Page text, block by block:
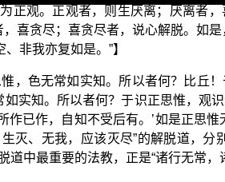
正观。正观者，则生厌离；厌离者
喜贪尽；喜贪尽者，说心解脱。如
非我亦复如是。”】
，色无常如实知。所以者何？比丘
实知。所以者何？于识正思惟，观
已作，自知不受后有。’如是正思
灭、无我，应该灭尽”的解脱道，分
中最重要的法教，正是“诸行无常，